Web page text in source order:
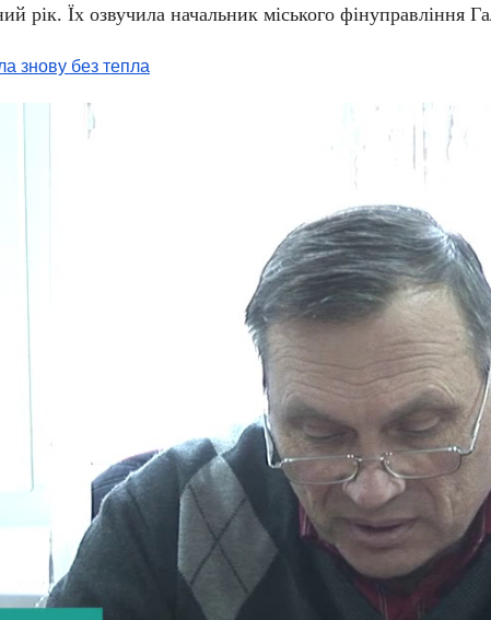
рік. Їх озвучила начальник міського фінуправління
знову без тепла